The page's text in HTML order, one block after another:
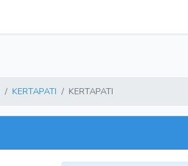
KERTAPATI KERTAPATI